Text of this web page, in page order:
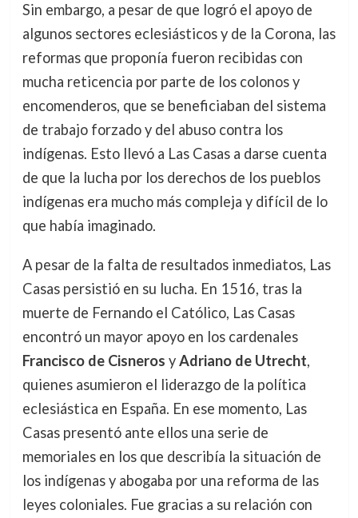
Sin embargo, a pesar de que logró el apoyo de
algunos sectores eclesiásticos y de la Corona, las
reformas que proponía fueron recibidas con
mucha reticencia por parte de los colonos y
encomenderos, que se beneficiaban del sistema
de trabajo forzado y del abuso contra los
indígenas. Esto llevó a Las Casas a darse cuenta
de que la lucha por los derechos de los pueblos
indígenas era mucho más compleja y difícil de lo
que había imaginado.
A pesar de la falta de resultados inmediatos, Las
Casas persistió en su lucha. En 1516, tras la
muerte de Fernando el Católico, Las Casas
encontró un mayor apoyo en los cardenales
Francisco de Cisneros yAdriano de Utrecht,
quienes asumieron el liderazgo de la política
eclesiástica en España. En ese momento, Las
Casas presentó ante ellos una serie de
memoriales en los que describía la situación de
los indígenas y abogaba por una reforma de las
leyes coloniales. Fue gracias a su relación con